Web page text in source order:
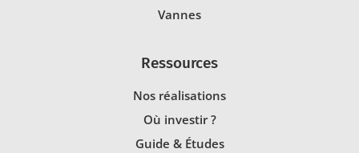
Vannes
Ressources
Nos réalisations
Où investir ?
Guide & Études